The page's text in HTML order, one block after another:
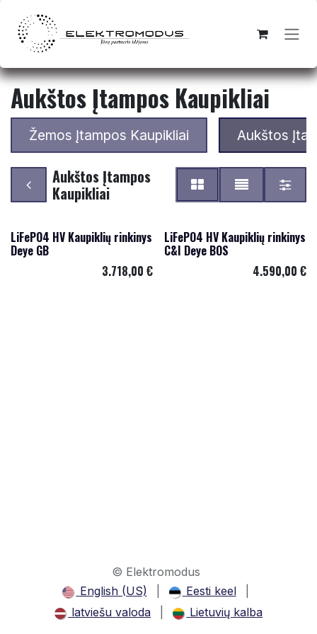
Aukštos Įtampos Kaupikliai
Žemos Įtampos Kaupikliai Aukštos
Aukštos Įtampos
Kaupikliai
LiFePO4 HV Kaupiklių rinkinys
Deye GB
3.718,00 €
LiFePO4 HV Kaupiklių rinkinys
C&I Deye BOS
4.590,00 €
© Elektromodus
English (US)
Eesti keel
latviešu valoda
Lietuvių kalba